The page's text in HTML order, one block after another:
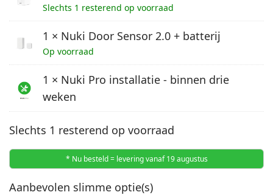
Slechts 1 resterend op voorraad
1 × Nuki Door Sensor 2.0 + batterij
Op voorraad
1 × Nuki Pro installatie - binnen drie
weken
Slechts 1 resterend op voorraad
* Nu besteld = levering vanaf 19 augustus
Aanbevolen slimme optie(s)